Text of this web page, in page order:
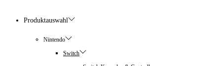
Produktauswahl
Nintendo
Switch